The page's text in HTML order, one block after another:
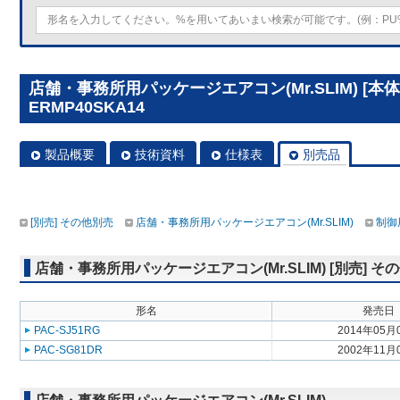
店舗・事務所用パッケージエアコン(Mr.SLIM) [本
ERMP40SKA14
製品概要 技術資料 仕様表 別売品
[別売] その他別売 店舗・事務所用パッケージエアコン(Mr.SLIM) 制御
店舗・事務所用パッケージエアコン(Mr.SLIM) [別売] そ
形名
発売日
PAC-SJ51RG
2014年05月
PAC-SG81DR
2002年11月